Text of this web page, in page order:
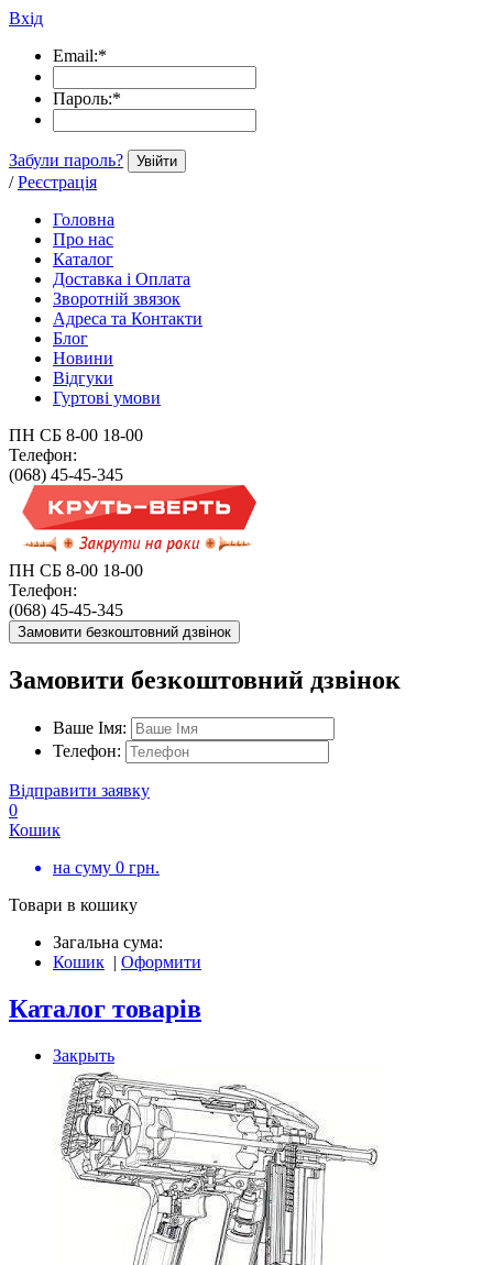
Вхід
Email:*
Пароль:*
Забули пароль? Увійти
/ Реєстрація
Головна
Про нас
Каталог
Доставка і Оплата
Зворотній звязок
Адреса та Контакти
Блог
Новини
Відгуки
Гуртові умови
ПН СБ 8-00 18-00
Телефон:
(068) 45-45-345
ПН СБ 8-00 18-00
Телефон:
(068) 45-45-345
Замовити безкоштовний дзвінок
Замовити безкоштовний дзвінок
Ваше Імя:
Телефон:
Відправити заявку
0
Кошик
на суму 0 грн.
Товари в кошику
Загальна сума:
Кошик | Оформити
Каталог товарів
Закрыть